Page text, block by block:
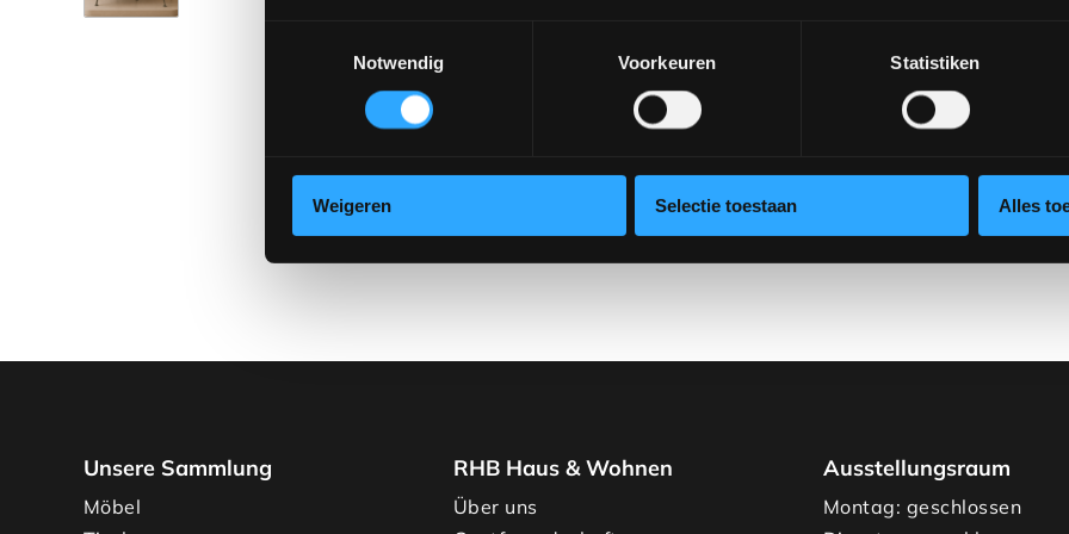
Notwendig
Voorkeuren Statistiken
Weigeren Selectie toestaan Alles
Möchtest du dir
Showroom und
Aufstellungen.
Unsere Sammlung
Möbel
RHB Haus & Wohnen
Über uns
Ausstellungsraum
Montag: geschlossen